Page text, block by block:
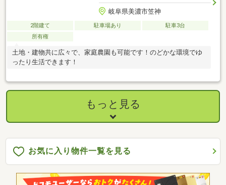
岐阜県美濃市笠神
2階建て 駐車場あり
駐車3台
所有権
土地・建物共に広々で、家庭農園も可能です！のどかな環境でゆ
ったり生活できます！
もっと見る
お気に入り物件一覧を見る